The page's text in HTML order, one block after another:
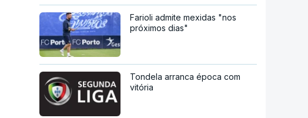
Farioli admite mexidas "nos
próximos dias"
Tondela arranca época com
vitória